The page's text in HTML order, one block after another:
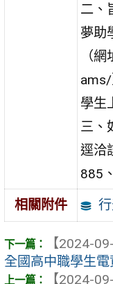
二、
夢助
（
學生
三、
逕洽
885
相關附件
【2024-
全國高中職學生電
【2024-